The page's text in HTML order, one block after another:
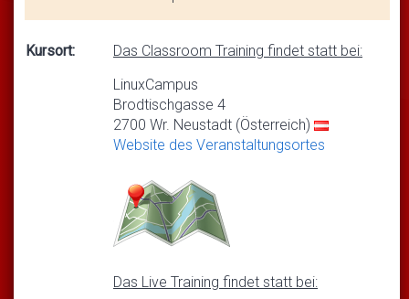
Kursort:
Das Classroom Training findet statt bei:
LinuxCampus
Brodtischgasse 4
2700 Wr. Neustadt (Österreich)
Website des Veranstaltungsortes
Das Live Training findet statt bei: